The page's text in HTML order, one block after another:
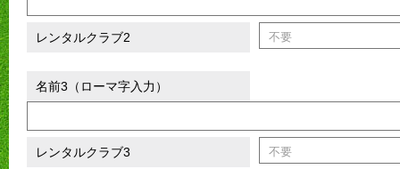
レンタルクラブ2
名前3（ローマ字入力）
レンタルクラブ3